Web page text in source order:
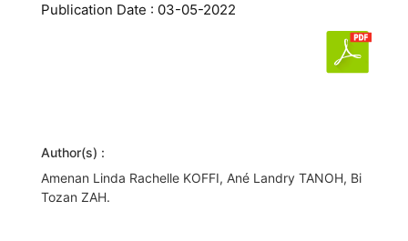
Publication Date : 03-05-2022
Author(s) :
Amenan Linda Rachelle KOFFI, Ané Landry TANOH, Bi
Tozan ZAH.